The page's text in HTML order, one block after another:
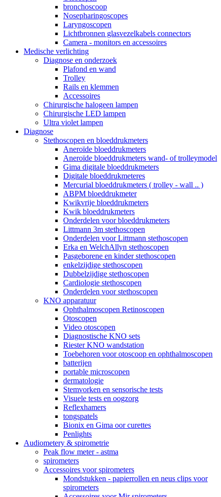
bronchoscoop
Nosepharingoscopes
Laryngoscopen
Lichtbronnen glasvezelkabels connectors
Camera - monitors en accessoires
Medische verlichting
Diagnose en onderzoek
Plafond en wand
Trolley
Rails en klemmen
Accessoires
Chirurgische halogeen lampen
Chirurgische LED lampen
Ultra violet lampen
Diagnose
Stethoscopen en bloeddrukmeters
Aneroïde bloeddrukmeters
Aneroïde bloeddrukmeters wand- of trolleymodel
Gima digitale bloeddrukmeters
Digitale bloeddrukmeteres
Mercurial bloeddrukmeters ( trolley - wall .. )
ABPM bloeddrukmeter
Kwikvrije bloeddrukmeters
Kwik bloeddrukmeters
Onderdelen voor bloeddrukmeters
Littmann 3m stethoscopen
Onderdelen voor Littmann stethoscopen
Erka en WelchAllyn stethoscopen
Pasgeborene en kinder stethoscopen
enkelzijdige stethoscopen
Dubbelzijdige stethoscopen
Cardiologie stethoscopen
Onderdelen voor stethoscopen
KNO apparatuur
Ophthalmoscopen Retinoscopen
Otoscopen
Video otoscopen
Diagnostische KNO sets
Riester KNO wandstation
Toebehoren voor otoscoop en ophthalmoscopen
batterijen
portable microscopen
dermatologie
Stemvorken en sensorische tests
Visuele tests en oogzorg
Reflexhamers
tongspatels
Bionix en Gima oor curettes
Penlights
Audiometery & spirometrie
Peak flow meter - astma
spirometers
Accessoires voor spirometers
Mondstukken - papierrollen en neus clips voor
spirometers